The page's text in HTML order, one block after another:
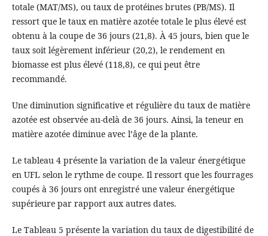
totale (MAT/MS), ou taux de protéines brutes (PB/MS). Il
ressort que le taux en matière azotée totale le plus élevé est
obtenu à la coupe de 36 jours (21,8). À 45 jours, bien que le
taux soit légèrement inférieur (20,2), le rendement en
biomasse est plus élevé (118,8), ce qui peut être
recommandé.
Une diminution significative et régulière du taux de matière
azotée est observée au-delà de 36 jours. Ainsi, la teneur en
matière azotée diminue avec l’âge de la plante.
Le tableau 4 présente la variation de la valeur énergétique
en UFL selon le rythme de coupe. Il ressort que les fourrages
coupés à 36 jours ont enregistré une valeur énergétique
supérieure par rapport aux autres dates.
Le Tableau 5 présente la variation du taux de digestibilité de